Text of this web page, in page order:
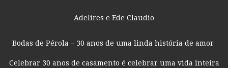
Adelires e Ede Claudio
Bodas de Pérola – 30 anos de uma linda história de amor
Celebrar 30 anos de casamento é celebrar uma vida inteira